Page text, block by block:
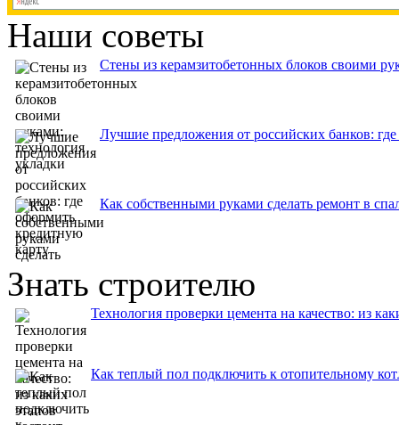
Наши советы
Стены из керамзитобетонных блоков своими
Лучшие предложения от российских банков:
Как собственными руками сделать ремонт в
Знать строителю
Технология проверки цемента на качество: из
Как теплый пол подключить к отопительному